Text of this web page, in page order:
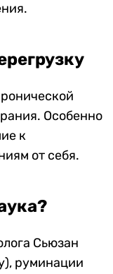
Особенно
к
от себя.
Сьюзан
руминации